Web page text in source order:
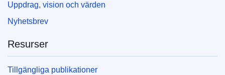
Uppdrag, vision och värden
Nyhetsbrev
Resurser
Tillgängliga publikationer